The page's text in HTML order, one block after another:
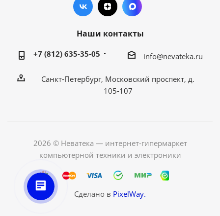
Наши контакты
+7 (812) 635-35-05 info@nevateka.ru
Санкт-Петербург, Московский проспект, д.
105-107
2026 © Неватека — интернет-гипермаркет
компьютерной техники и электроники
Сделано в PixelWay.